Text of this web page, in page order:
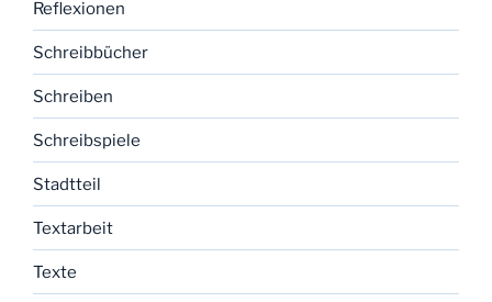
Reflexionen
Schreibbücher
Schreiben
Schreibspiele
Stadtteil
Textarbeit
Texte